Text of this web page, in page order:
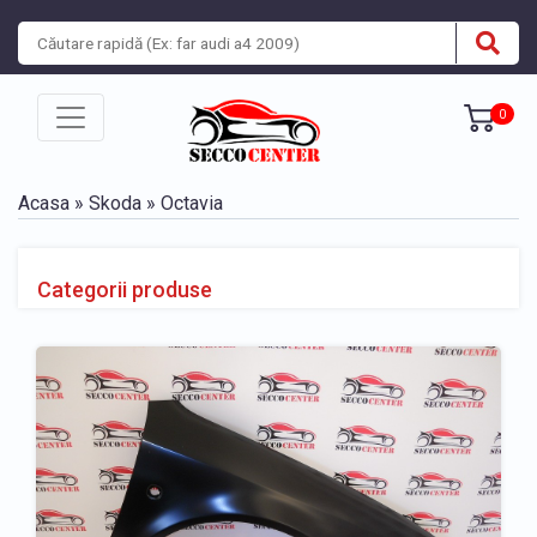
0
Acasa » Skoda » Octavia
Categorii produse
» Piese caroserie Skoda Octavia 1997-2000
» Piese caroserie Skoda Octavia 2000-2010
» Piese caroserie Skoda Octavia 2004-2008
» Piese caroserie Skoda Octavia 2008-2012
» Piese caroserie Skoda Octavia 2012-2017
» Piese caroserie Skoda Octavia 2017-2020